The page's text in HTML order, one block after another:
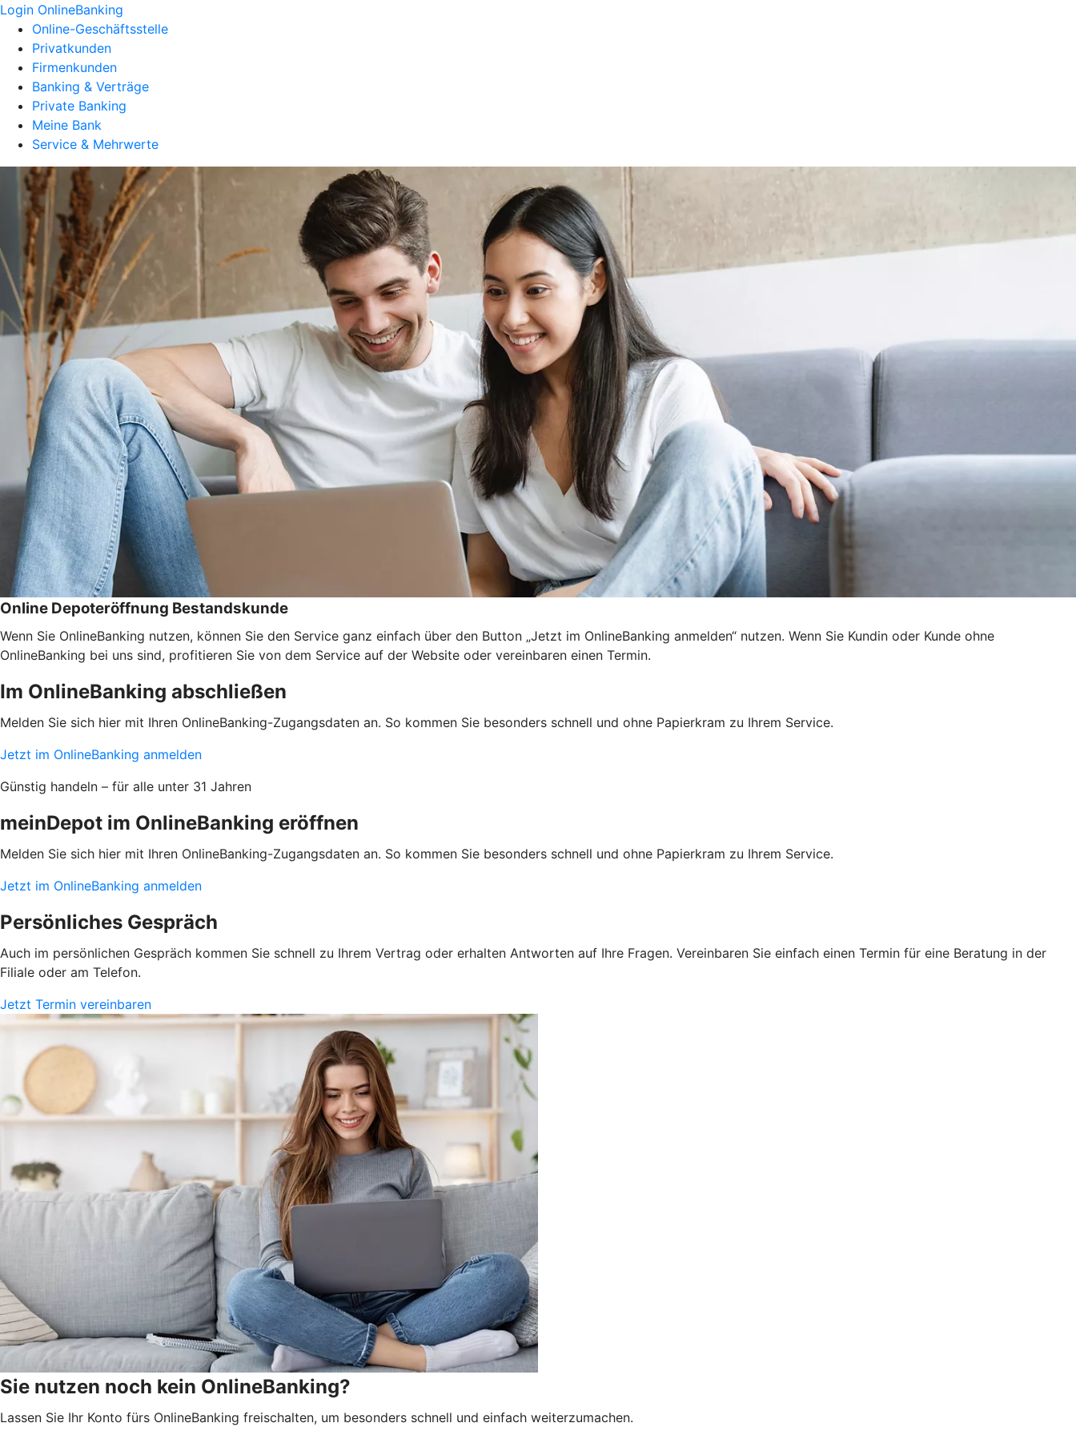
Login OnlineBanking
Online-Geschäftsstelle
Privatkunden
Firmenkunden
Banking & Verträge
Private Banking
Meine Bank
Service & Mehrwerte
Online Depoteröffnung Bestandskunde
Wenn Sie OnlineBanking nutzen, können Sie den Service ganz einfach über den Button „Jetzt im OnlineBanking anmelden“ nutzen. Wenn Sie Kundin oder Kunde ohne
OnlineBanking bei uns sind, profitieren Sie von dem Service auf der Website oder vereinbaren einen Termin.
Im OnlineBanking abschließen
Melden Sie sich hier mit Ihren OnlineBanking-Zugangsdaten an. So kommen Sie besonders schnell und ohne Papierkram zu Ihrem Service.
Jetzt im OnlineBanking anmelden
Günstig handeln – für alle unter 31 Jahren
meinDepot im OnlineBanking eröffnen
Melden Sie sich hier mit Ihren OnlineBanking-Zugangsdaten an. So kommen Sie besonders schnell und ohne Papierkram zu Ihrem Service.
Jetzt im OnlineBanking anmelden
Persönliches Gespräch
Auch im persönlichen Gespräch kommen Sie schnell zu Ihrem Vertrag oder erhalten Antworten auf Ihre Fragen. Vereinbaren Sie einfach einen Termin für eine Beratung in der
Filiale oder am Telefon.
Jetzt Termin vereinbaren
Sie nutzen noch kein OnlineBanking?
Lassen Sie Ihr Konto fürs OnlineBanking freischalten, um besonders schnell und einfach weiterzumachen.